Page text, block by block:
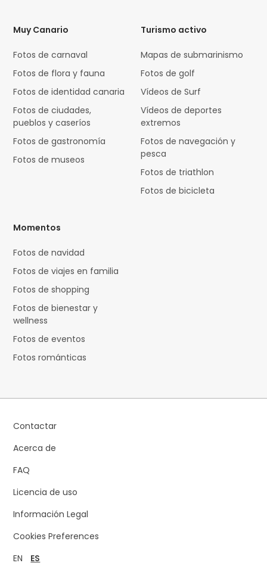
Muy Canario
Fotos de carnaval
Fotos de flora y fauna
Fotos de identidad canaria
Fotos de ciudades,
pueblos y caseríos
Fotos de gastronomía
Fotos de museos
Turismo activo
Mapas de submarinismo
Fotos de golf
Vídeos de Surf
Vídeos de deportes
extremos
Fotos de navegación y
pesca
Fotos de triathlon
Fotos de bicicleta
Momentos
Fotos de navidad
Fotos de viajes en familia
Fotos de shopping
Fotos de bienestar y
wellness
Fotos de eventos
Fotos románticas
Contactar
Acerca de
FAQ
Licencia de uso
Información Legal
Cookies Preferences
EN
ES